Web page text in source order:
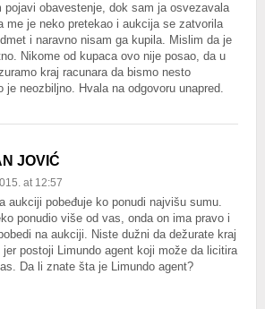
pojavi obavestenje, dok sam ja osvezavala
me je neko pretekao i aukcija se zatvorila
i naravno nisam ga kupila. Mislim da je
Nikome od kupaca ovo nije posao, da u
kraj racunara da bismo nesto
je neozbiljno. Hvala na odgovoru unapred.
JOVIĆ
at 12:57
aukciji pobeđuje ko ponudi najvišu sumu.
ponudio više od vas, onda on ima pravo i
na aukciji. Niste dužni da dežurate kraj
jer postoji Limundo agent koji može da licitira
Da li znate šta je Limundo agent?